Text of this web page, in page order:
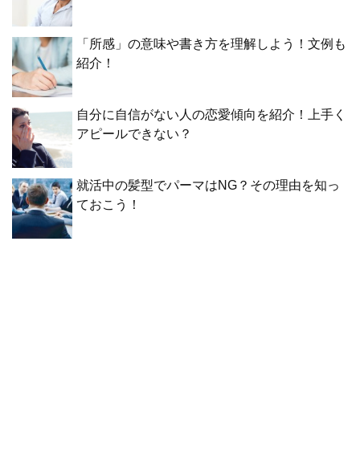
「所感」の意味や書き方を理解しよう！文例も
紹介！
自分に自信がない人の恋愛傾向を紹介！上手く
アピールできない？
就活中の髪型でパーマはNG？その理由を知っ
ておこう！